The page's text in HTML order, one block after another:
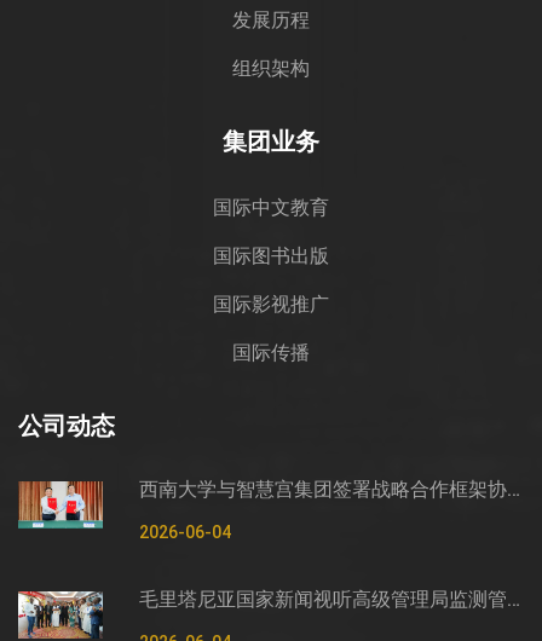
发展历程
组织架构
集团业务
国际中文教育
国际图书出版
国际影视推广
国际传播
公司动态
西南大学与智慧宫集团签署战略合作框架协议
2026-06-04
毛里塔尼亚国家新闻视听高级管理局监测管控司司长穆罕默德·哈桑·埃萨利姆一行莅临智慧宫调研